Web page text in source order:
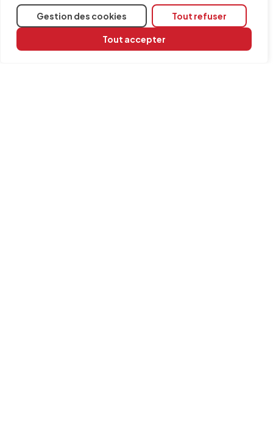
Gestion des cookies Tout refuser
Tout accepter
Besoin d’aide ?
soporte.edu@cype.comdepuis l’adresse e-mail